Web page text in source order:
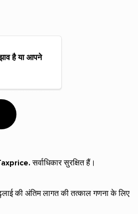
है या आपने
सर्वाधिकार सुरक्षित हैं।
की अंतिम लागत की तत्काल गणना के लिए